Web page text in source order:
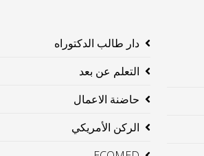
دار طالب الدكتوراه
التعلم عن بعد
حاضنة الاعمال
الركن الأمريكي